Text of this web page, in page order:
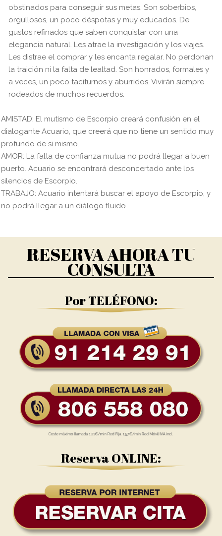
obstinados para conseguir sus metas. Son soberbios,
orgullosos, un poco déspotas y muy educados. De
gustos refinados que saben conquistar con una
elegancia natural. Les atrae la investigación y los viajes.
Les distrae el comprar y les encanta regalar. No perdonan
la traición ni la falta de lealtad. Son honrados, formales y
a veces, un poco taciturnos y aburridos. Vivirán siempre
rodeados de muchos recuerdos.
AMISTAD: El mutismo de Escorpio creará confusión en el
dialogante Acuario, que creerá que no tiene un sentido muy
profundo de si mismo.
AMOR: La falta de confianza mutua no podrá llegar a buen
puerto. Acuario se encontrará desconcertado ante los
silencios de Escorpio.
TRABAJO: Acuario intentará buscar el apoyo de Escorpio, y
no podrá llegar a un diálogo fluido.
RESERVA AHORA TU
CONSULTA
Por TELÉFONO:
Reserva ONLINE: